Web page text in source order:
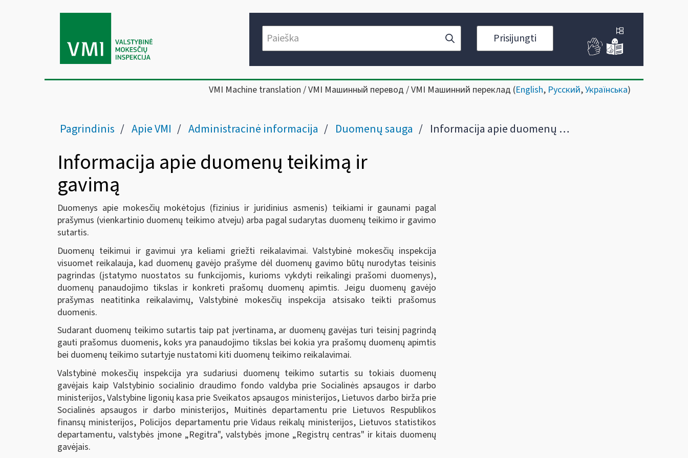
Prisijungti
VMI Machine translation / VMI Машинный перевод / VMI Машинний переклад (English, Русский,Українська)
Pagrindinis Apie VMI Administracinė informacija Duomenų sauga Informacija apie duomenų teikimą ir gavimą
Informacija apie duomenų teikimą ir
gavimą
Duomenys apie mokesčių mokėtojus (fizinius ir juridinius asmenis) teikiami ir gaunami pagal
prašymus (vienkartinio duomenų teikimo atveju) arba pagal sudarytas duomenų teikimo ir gavimo
sutartis.
Duomenų teikimui ir gavimui yra keliami griežti reikalavimai. Valstybinė mokesčių inspekcija
visuomet reikalauja, kad duomenų gavėjo prašyme dėl duomenų gavimo būtų nurodytas teisinis
pagrindas (įstatymo nuostatos su funkcijomis, kurioms vykdyti reikalingi prašomi duomenys),
duomenų panaudojimo tikslas ir konkreti prašomų duomenų apimtis. Jeigu duomenų gavėjo
prašymas neatitinka reikalavimų, Valstybinė mokesčių inspekcija atsisako teikti prašomus
duomenis.
Sudarant duomenų teikimo sutartis taip pat įvertinama, ar duomenų gavėjas turi teisinį pagrindą
gauti prašomus duomenis, koks yra panaudojimo tikslas bei kokia yra prašomų duomenų apimtis
bei duomenų teikimo sutartyje nustatomi kiti duomenų teikimo reikalavimai.
Valstybinė mokesčių inspekcija yra sudariusi duomenų teikimo sutartis su tokiais duomenų
gavėjais kaip Valstybinio socialinio draudimo fondo valdyba prie Socialinės apsaugos ir darbo
ministerijos, Valstybine ligonių kasa prie Sveikatos apsaugos ministerijos, Lietuvos darbo birža prie
Socialinės apsaugos ir darbo ministerijos, Muitinės departamentu prie Lietuvos Respublikos
finansų ministerijos, Policijos departamentu prie Vidaus reikalų ministerijos, Lietuvos statistikos
departamentu, valstybės įmone „Regitra", valstybės įmone „Registrų centras" ir kitais duomenų
gavėjais.